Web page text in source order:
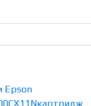
Epson
CX11Nкартридж